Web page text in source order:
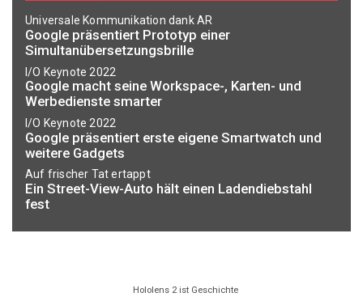
Universale Kommunikation dank AR
Google präsentiert Prototyp einer
Simultanübersetzungsbrille
I/O Keynote 2022
Google macht seine Workspace-, Karten- und
Werbedienste smarter
I/O Keynote 2022
Google präsentiert erste eigene Smartwatch und
weitere Gadgets
Auf frischer Tat ertappt
Ein Street-View-Auto hält einen Ladendiebstahl
fest
Hololens 2 ist Geschichte